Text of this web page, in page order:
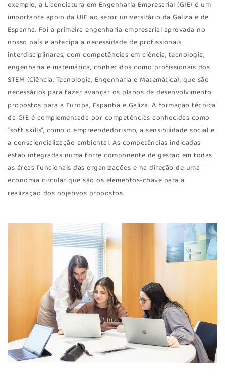
exemplo, a Licenciatura em Engenharia Empresarial (GIE) é um
importante apoio da UIE ao setor universitário da Galiza e de
Espanha. Foi a primeira engenharia empresarial aprovada no
nosso país e antecipa a necessidade de profissionais
interdisciplinares, com competências em ciência, tecnologia,
engenharia e matemática, conhecidos como profissionais dos
STEM (Ciência, Tecnologia, Engenharia e Matemática), que são
necessários para fazer avançar os planos de desenvolvimento
propostos para a Europa, Espanha e Galiza. A formação técnica
da GIE é complementada por competências conhecidas como
“soft skills”, como o empreendedorismo, a sensibilidade social e
a consciencialização ambiental. As competências indicadas
estão integradas numa forte componente de gestão em todas
as áreas funcionais das organizações e na direção de uma
economia circular que são os elementos-chave para a
realização dos objetivos propostos.